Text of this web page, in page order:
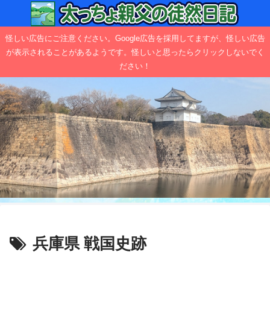
怪しい広告にご注意ください。Google広告を採用してますが、怪しい広告
が表示されることがあるようです。怪しいと思ったらクリックしないでく
ださい！
兵庫県 戦国史跡